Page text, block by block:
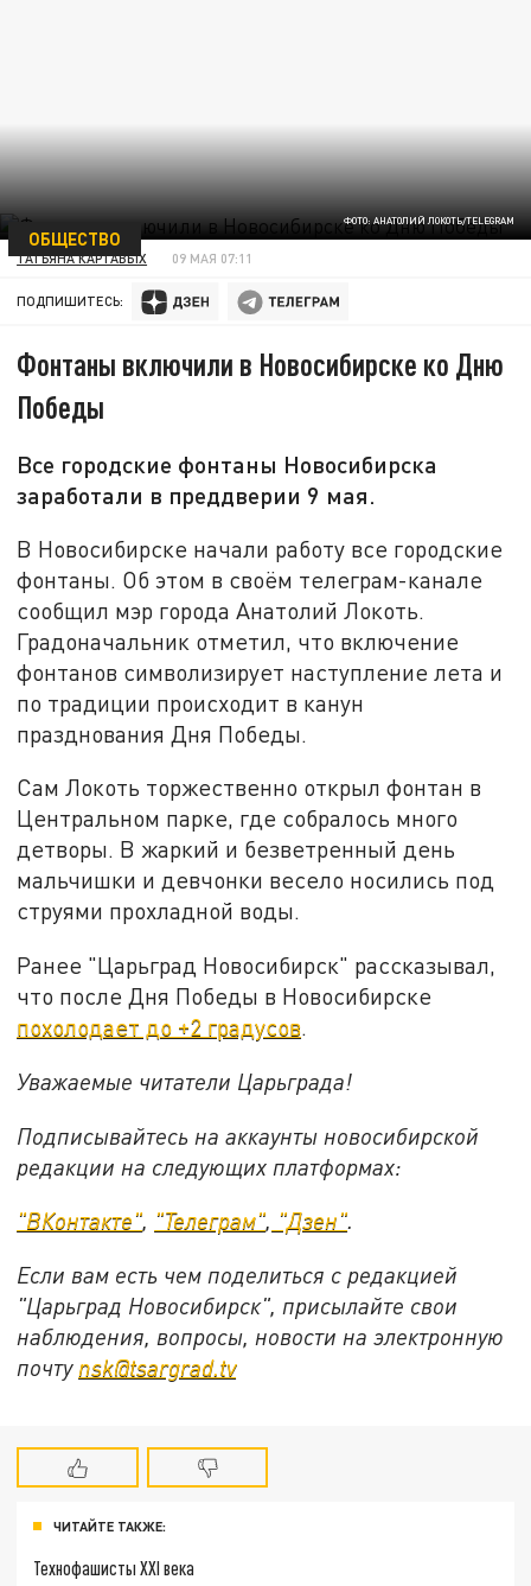
ФОТО: АНАТОЛИЙ ЛОКОТЬ/TELEGRAM
ОБЩЕСТВО
ТАТЬЯНА КАРТАВЫХ 09 МАЯ 07:11
ПОДПИШИТЕСЬ:
Фонтаны включили в Новосибирске ко Дню
Победы
Все городские фонтаны Новосибирска
заработали в преддверии 9 мая.
В Новосибирске начали работу все городские
фонтаны. Об этом в своём телеграм-канале
сообщил мэр города Анатолий Локоть.
Градоначальник отметил, что включение
фонтанов символизирует наступление лета и
по традиции происходит в канун
празднования Дня Победы.
Сам Локоть торжественно открыл фонтан в
Центральном парке, где собралось много
детворы. В жаркий и безветренный день
мальчишки и девчонки весело носились под
струями прохладной воды.
Ранее "Царьград Новосибирск" рассказывал,
что после Дня Победы в Новосибирске
похолодает до +2 градусов.
Уважаемые читатели Царьграда!
Подписывайтесь на аккаунты новосибирской
редакции на следующих платформах:
"ВКонтакте", "Телеграм", "Дзен".
Если вам есть чем поделиться с редакцией
"Царьград Новосибирск", присылайте свои
наблюдения, вопросы, новости на электронную
почту nsk@tsargrad.tv
ЧИТАЙТЕ ТАКЖЕ:
Технофашисты XXI века